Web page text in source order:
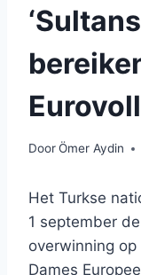
DoorÖmer Aydin
Het Turkse
1 september
overwinning
Dames